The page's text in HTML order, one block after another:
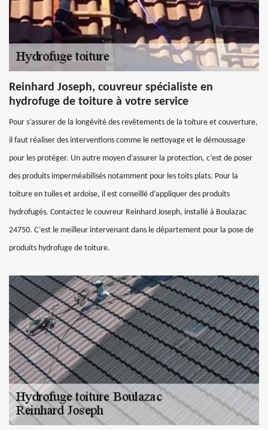
Reinhard Joseph, couvreur spécialiste en
hydrofuge de toiture à votre service
Pour s’assurer de la longévité des revêtements de la toiture et couverture,
il faut réaliser des interventions comme le nettoyage et le démoussage
pour les protéger. Un autre moyen d’assurer la protection, c’est de poser
des produits imperméabilisés notamment pour les toits plats. Pour la
toiture en tuiles et ardoise, il est conseillé d’appliquer des produits
hydrofugés. Contactez le couvreur Reinhard Joseph, installé à Boulazac
24750. C’est le meilleur intervenant dans le département pour la pose de
produits hydrofuge de toiture.